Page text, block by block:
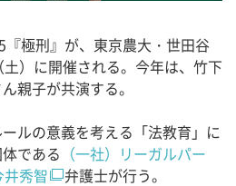
極刑』が、東京農大・世田谷
）に開催される。今年は、竹下
親子が共演する。
ルの意義を考える「法教育」に
である （一社）リーガルパー
井秀智
弁護士が行う。